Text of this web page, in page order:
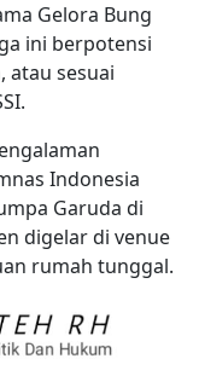
Gelora Bung
ini berpotensi
atau sesuai
Indonesia
Garuda di
digelar di venue
rumah tunggal.